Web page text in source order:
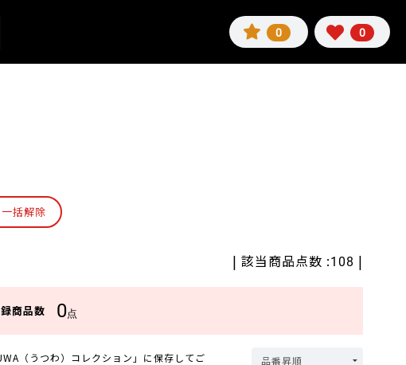
0 0
括解除
| 該当商品点数 :108 |
商品数 0点
（うつわ）コレクション」に保存してご